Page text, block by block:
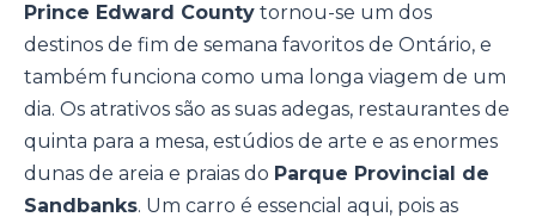
Prince Edward County tornou-se um dos
destinos de fim de semana favoritos de Ontário, e
também funciona como uma longa viagem de um
dia. Os atrativos são as suas adegas, restaurantes de
quinta para a mesa, estúdios de arte e as enormes
dunas de areia e praias do Parque Provincial de
Sandbanks. Um carro é essencial aqui, pois as